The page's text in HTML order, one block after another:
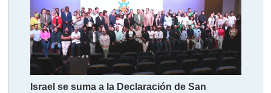
Israel se suma a la Declaración de San